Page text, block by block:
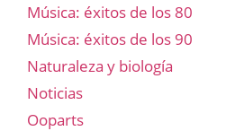
Música: éxitos de los 80
Música: éxitos de los 90
Naturaleza y biología
Noticias
Ooparts